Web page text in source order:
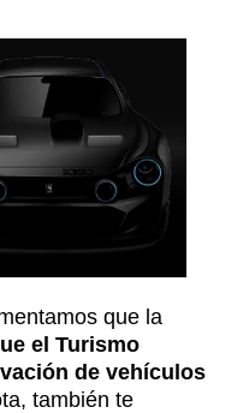
que la
el Turismo
de vehículos
también te